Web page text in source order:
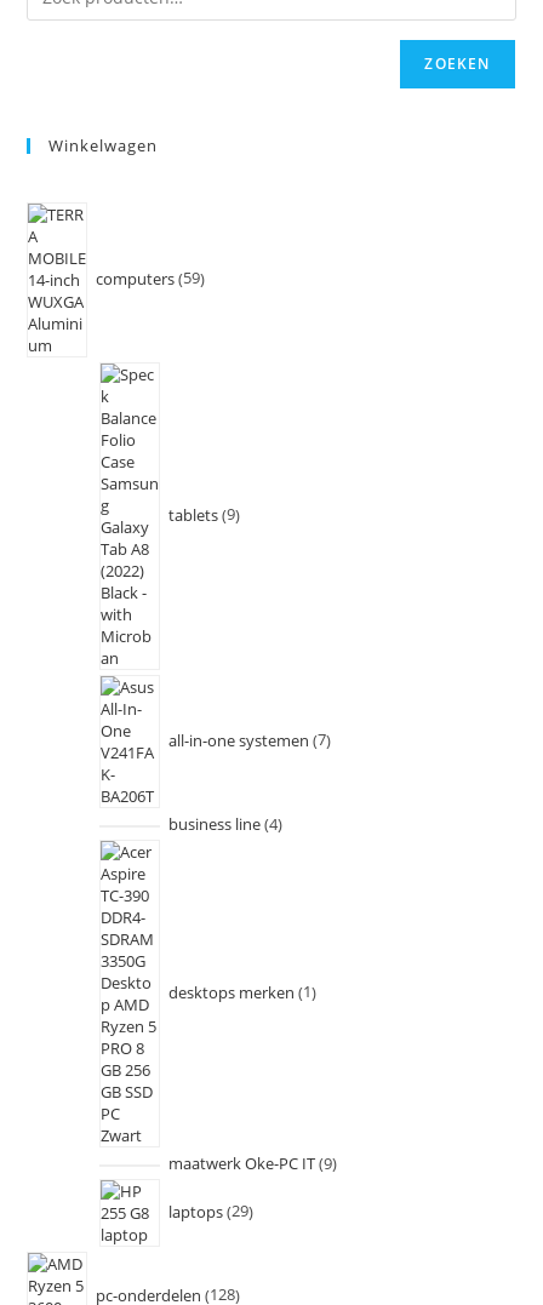
ZOEKEN
Winkelwagen
computers 59
tablets 9
all-in-one systemen 7
business line 4
desktops merken 1
maatwerk Oke-PC IT 9
laptops 29
pc-onderdelen 128